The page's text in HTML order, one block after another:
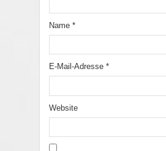
Name *
E-Mail-Adresse *
Website